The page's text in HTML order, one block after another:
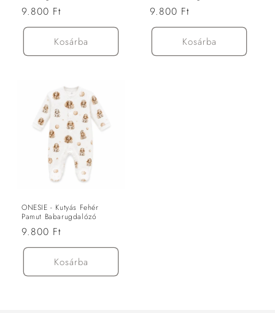
Normál
ár
9.800 Ft
Kosárba
Normál
ár
9.800 Ft
Kosárba
ONESIE - Kutyás Fehér
Pamut Babarugdalózó
Normál
ár
9.800 Ft
Kosárba